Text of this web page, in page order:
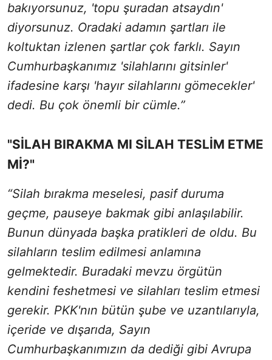
bakıyorsunuz, 'topu şuradan atsaydın'
diyorsunuz. Oradaki adamın şartları ile
koltuktan izlenen şartlar çok farklı. Sayın
Cumhurbaşkanımız 'silahlarını gitsinler'
ifadesine karşı 'hayır silahlarını gömecekler'
dedi. Bu çok önemli bir cümle.”
"SİLAH BIRAKMA MI SİLAH TESLİM ETME
Mİ?"
“Silah bırakma meselesi, pasif duruma
geçme, pauseye bakmak gibi anlaşılabilir.
Bunun dünyada başka pratikleri de oldu. Bu
silahların teslim edilmesi anlamına
gelmektedir. Buradaki mevzu örgütün
kendini feshetmesi ve silahları teslim etmesi
gerekir. PKK'nın bütün şube ve uzantılarıyla,
içeride ve dışarıda, Sayın
Cumhurbaşkanımızın da dediği gibi Avrupa